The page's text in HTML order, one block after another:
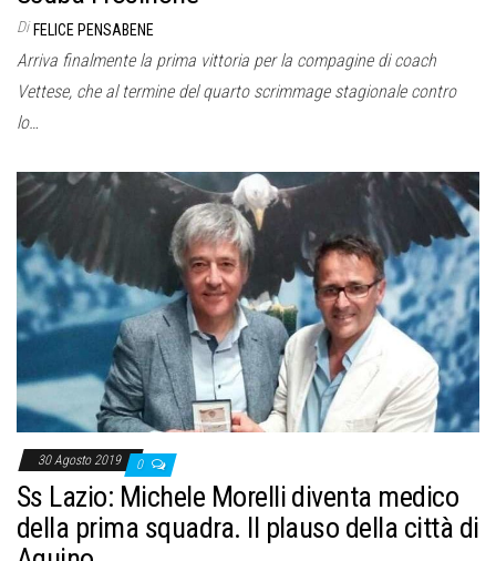
Di FELICE PENSABENE
Arriva finalmente la prima vittoria per la compagine di coach
Vettese, che al termine del quarto scrimmage stagionale contro
lo…
30 Agosto 2019 0
Ss Lazio: Michele Morelli diventa medico
della prima squadra. Il plauso della città di